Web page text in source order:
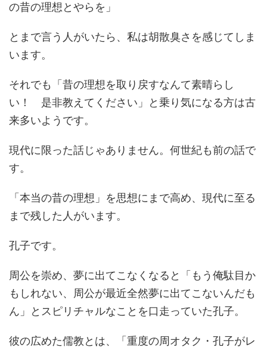
の昔の理想とやらを」
とまで言う人がいたら、私は胡散臭さを感じてしま
います。
それでも「昔の理想を取り戻すなんて素晴らし
い！ 是非教えてください」と乗り気になる方は古
来多いようです。
現代に限った話じゃありません。何世紀も前の話で
す。
「本当の昔の理想」を思想にまで高め、現代に至る
まで残した人がいます。
孔子です。
周公を崇め、夢に出てこなくなると「もう俺駄目か
もしれない、周公が最近全然夢に出てこないんだも
ん」とスピリチャルなことを口走っていた孔子。
彼の広めた儒教とは、「重度の周オタク・孔子がレ